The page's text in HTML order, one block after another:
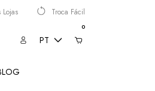
Lojas Troca Fácil
PT
0